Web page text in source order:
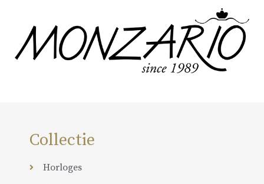
Collectie
Horloges